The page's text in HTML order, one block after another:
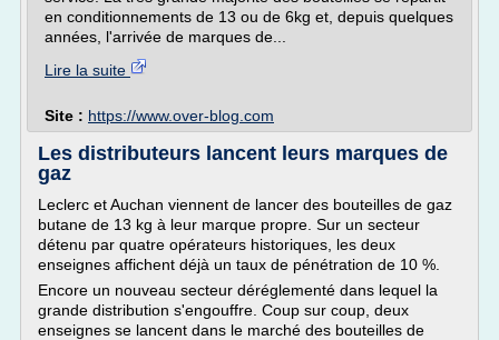
en conditionnements de 13 ou de 6kg et, depuis quelques
années, l'arrivée de marques de...
Lire la suite
Site : https://www.over-blog.com
Les distributeurs lancent leurs marques de
gaz
Leclerc et Auchan viennent de lancer des bouteilles de gaz
butane de 13 kg à leur marque propre. Sur un secteur
détenu par quatre opérateurs historiques, les deux
enseignes affichent déjà un taux de pénétration de 10 %.
Encore un nouveau secteur déréglementé dans lequel la
grande distribution s'engouffre. Coup sur coup, deux
enseignes se lancent dans le marché des bouteilles de